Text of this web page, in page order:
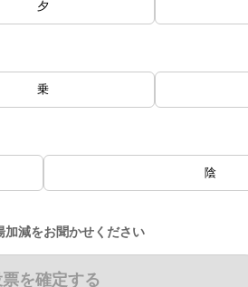
夕
乗
陰
加減をお聞かせください
を確定する